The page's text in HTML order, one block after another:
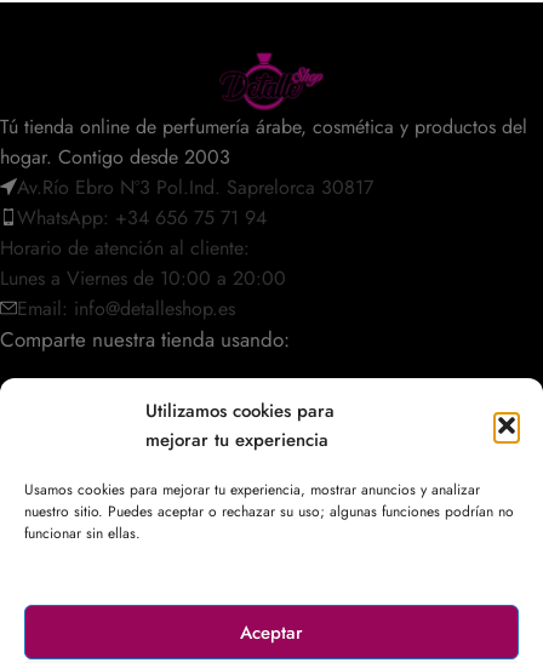
Utilizamos cookies para
mejorar tu experiencia
Usamos cookies para mejorar tu experiencia, mostrar anuncios y analizar
nuestro sitio. Puedes aceptar o rechazar su uso; algunas funciones podrían no
funcionar sin ellas.
Aceptar
Tú tienda online de perfumería árabe, cosmética y productos del
hogar. Contigo desde 2003
Av.Río Ebro Nº3 Pol.Ind. Saprelorca 30817
WhatsApp: +34 656 75 71 94
Horario de atención al cliente:
Lunes a Viernes de 10:00 a 20:00
Email: info@detalleshop.es
Comparte nuestra tienda usando:
POLÍTICAS / INFORMACIÓN
ACCESO RÁPIDO